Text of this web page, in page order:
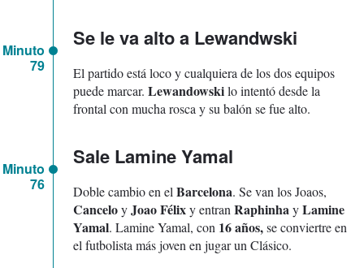
Minuto
79
Se le va alto a Lewandwski
El partido está loco y cualquiera de los dos equipos
puede marcar. Lewandowskilo intentó desde la
frontal con mucha rosca y su balón se fue alto.
Minuto
76
Sale Lamine Yamal
Doble cambio en el Barcelona. Se van los Joaos,
CanceloyJoao Félixy entran Raphinha yLamine
Yamal. Lamine Yamal, con 16 años,se conviertre en
el futbolista más joven en jugar un Clásico.